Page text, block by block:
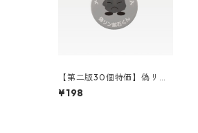
【第二版30個特価】偽リン
鉱石くん缶バッジ
¥198